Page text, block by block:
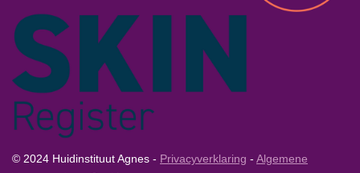
© 2024 Huidinstituut Agnes - Privacyverklaring - Algemene